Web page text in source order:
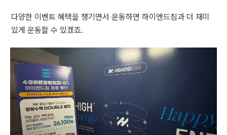
다양한 이벤트 혜택을 챙기면서 운동하면 하이엔드짐과 더 재미
있게 운동할 수 있겠죠.